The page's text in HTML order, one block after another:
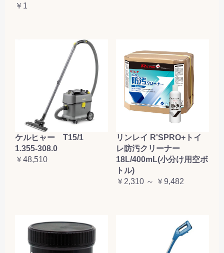
￥1
ケルヒャー T15/1
1.355-308.0
￥48,510
リンレイ R'SPRO+トイ
レ防汚クリーナー
18L/400mL(小分け用空ボ
トル)
￥2,310 ～ ￥9,482